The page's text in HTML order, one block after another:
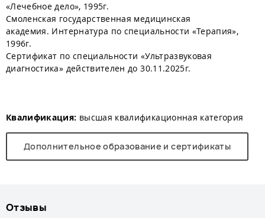
«Лечебное дело», 1995г.
Смоленская государственная медицинская
академия. Интернатура по специальности «Терапия»,
1996г.
Сертификат по специальности «Ультразвуковая
диагностика» действителен до 30.11.2025г.
Квалификация: высшая квалификационная категория
Дополнительное образование и сертификаты
Отзывы